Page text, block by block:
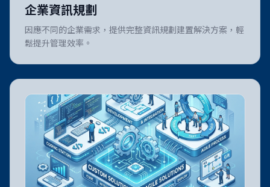
企業資訊規劃
因應不同的企業需求，提供完整資訊規劃建置解決方案，輕
鬆提升管理效率。